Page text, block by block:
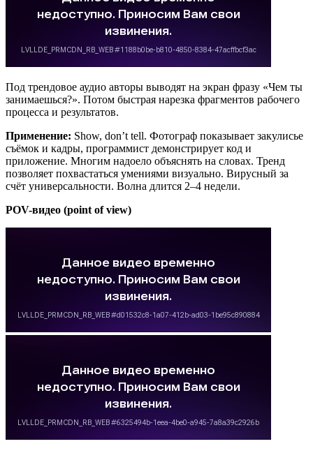
Под трендовое аудио авторы выводят на экран фразу «Чем ты
занимаешься?». Потом быстрая нарезка фрагментов рабочего
процесса и результатов.
Применение: Show, don’t tell. Фотограф показывает закулисье
съёмок и кадры, программист демонстрирует код и
приложение. Многим надоело объяснять на словах. Тренд
позволяет похвастаться умениями визуально. Вирусный за
счёт универсальности. Волна длится 2–4 недели.
POV-видео (point of view)